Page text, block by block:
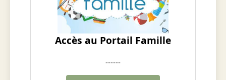
Accès au Portail Famille
------